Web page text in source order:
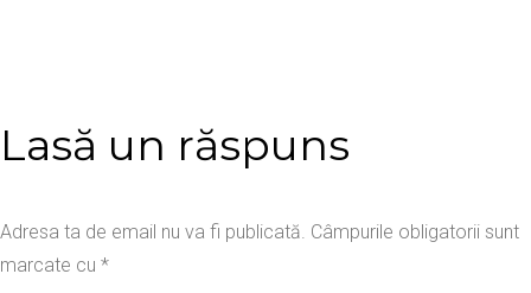
Lasă un răspuns
Adresa ta de email nu va fi publicată. Câmpurile obligatorii sunt
marcate cu *